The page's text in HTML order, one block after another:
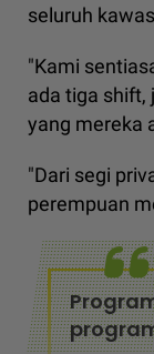
seluruh
"Kami
ada tiga shift,
yang mereka
"Dari segi
perempuan